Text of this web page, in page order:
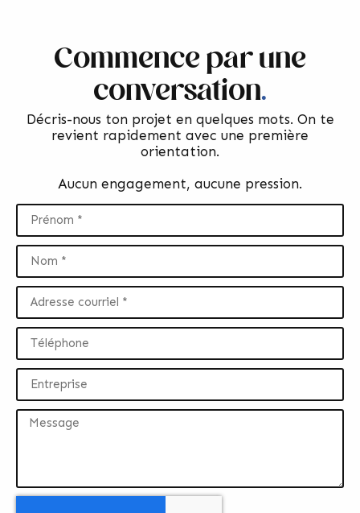
Commence par une
conversation.
Décris-nous ton projet en quelques mots. On te
revient rapidement avec une première
orientation.
Aucun engagement, aucune pression.